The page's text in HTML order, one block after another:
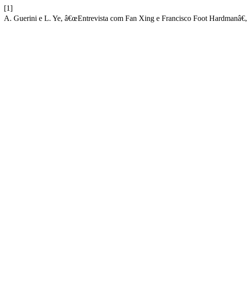
[1]
A. Guerini e L. Ye, â€œEntrevista com Fan Xing e Francisco Foot Hardmanâ€,